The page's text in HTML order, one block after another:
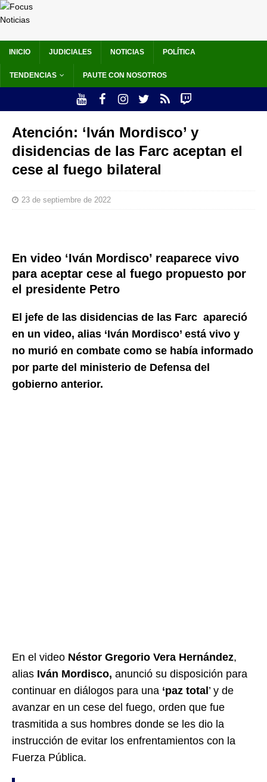
INICIO JUDICIALES NOTICIAS POLÍTICA
TENDENCIAS PAUTE CON NOSOTROS
Atención: ‘Iván Mordisco’ y
disidencias de las Farc aceptan el
cese al fuego bilateral
23 de septiembre de 2022
En video ‘Iván Mordisco’ reaparece vivo
para aceptar cese al fuego propuesto por
el presidente Petro
El jefe de las disidencias de las Farc apareció
en un video, alias ‘Iván Mordisco’ está vivo y
no murió en combate como se había informado
por parte del ministerio de Defensa del
gobierno anterior.
En el video Néstor Gregorio Vera Hernández,
alias Iván Mordisco, anunció su disposición para
continuar en diálogos para una ‘paz total ’ y de
avanzar en un cese del fuego, orden que fue
trasmitida a sus hombres donde se les dio la
instrucción de evitar los enfrentamientos con la
Fuerza Pública.